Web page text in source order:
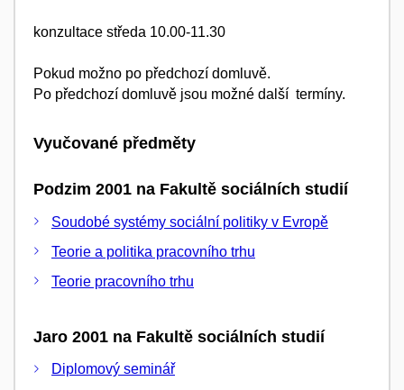
konzultace středa 10.00-11.30
Pokud možno po předchozí domluvě.
Po předchozí domluvě jsou možné další termíny.
Vyučované předměty
Podzim 2001 na Fakultě sociálních studií
Soudobé systémy sociální politiky v Evropě
Teorie a politika pracovního trhu
Teorie pracovního trhu
Jaro 2001 na Fakultě sociálních studií
Diplomový seminář